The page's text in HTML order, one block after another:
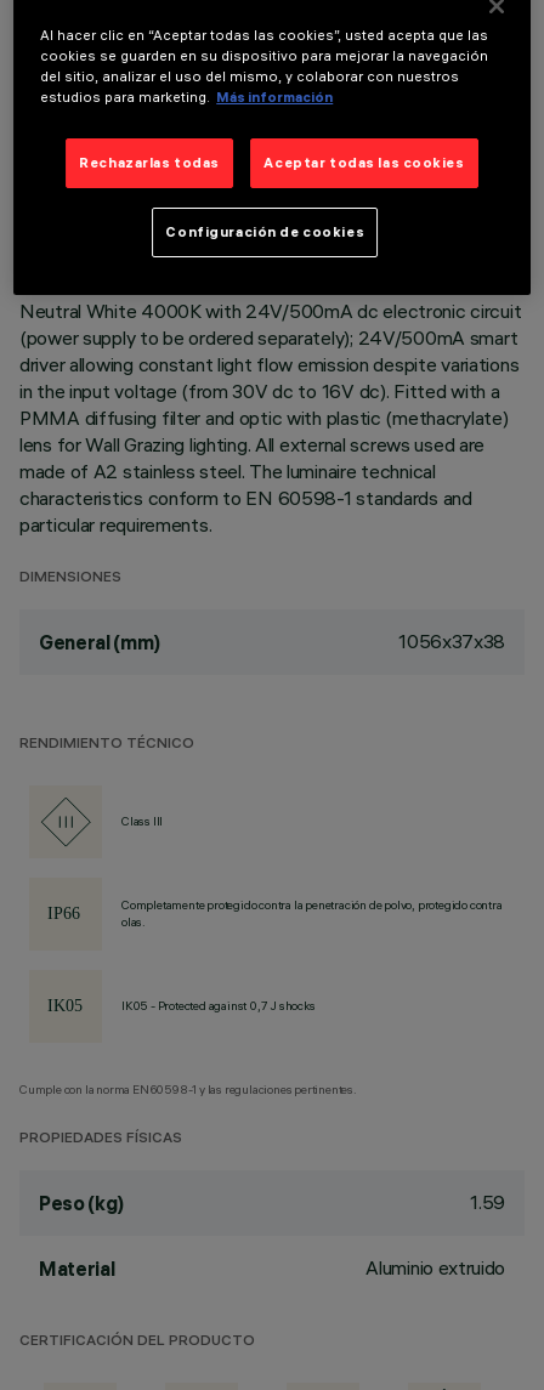
DESCRIPCIÓN
Direct light luminaire, designed to use monochrome LED
aluminium boy, with zamak die-cast end caps complete with
silicone seals. Coated with liquid acrylic paint with a high level
of weather and UV ray resistance. The top of the optical
assembly is closed by a 3 mm thick transparent glass screen,
Neutral White 4000K with 24V/500mA dc electronic circuit
(power supply to be ordered separately); 24V/500mA smart
driver allowing constant light flow emission despite variations
in the input voltage (from 30V dc to 16V dc). Fitted with a
PMMA diffusing filter and optic with plastic (methacrylate)
lens for Wall Grazing lighting. All external screws used are
made of A2 stainless steel. The luminaire technical
characteristics conform to EN 60598-1 standards and
particular requirements.
DIMENSIONES
General (mm) 1056x37x38
RENDIMIENTO TÉCNICO
Class III
Completamente protegido contra la penetración de polvo, protegido contra
olas.
IK05 - Protected against 0,7 J shocks
Cumple con la norma EN60598-1 y las regulaciones pertinentes.
PROPIEDADES FÍSICAS
Peso (kg) 1.59
Material Aluminio extruido
CERTIFICACIÓN DEL PRODUCTO
Al hacer clic en “Aceptar todas las cookies”, usted acepta que las
cookies se guarden en su dispositivo para mejorar la navegación
del sitio, analizar el uso del mismo, y colaborar con nuestros
estudios para marketing. Más información
Rechazarlas todas Aceptar todas las cookies
Configuración de cookies